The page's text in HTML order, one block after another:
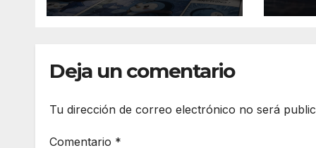
Deja un comentario
Tu dirección de correo electrónico no será
Comentario *